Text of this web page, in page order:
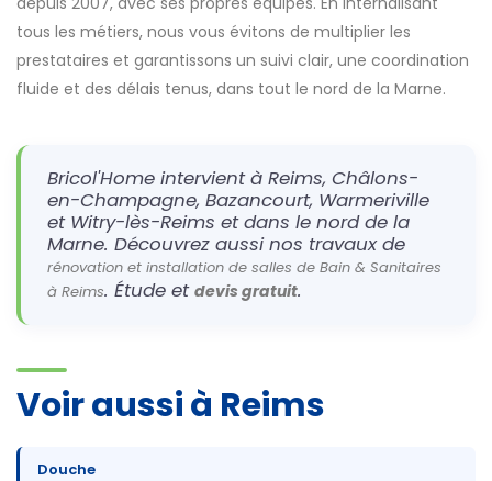
tous les métiers, nous vous évitons de multiplier les
prestataires et garantissons un suivi clair, une coordination
fluide et des délais tenus, dans tout le nord de la Marne.
Bricol'Home intervient à Reims, Châlons-
en-Champagne, Bazancourt, Warmeriville
et Witry-lès-Reims et dans le nord de la
Marne. Découvrez aussi nos travaux de
rénovation et installation de salles de Bain & Sanitaires
à Reims. Étude et devis gratuit.
Voir aussi à Reims
Douche